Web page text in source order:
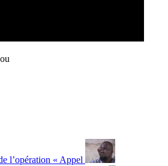
l’opération « Appel